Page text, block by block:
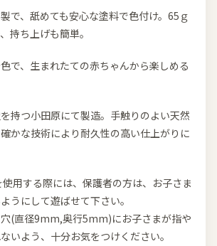
で、舐めても安心な塗料で色付け。65ｇ
持ち上げも簡単。
で、生まれたての赤ちゃんから楽しめる
持つ小田原にて製造。手触りのよい天然
かな技術により耐久性の高い仕上がりに
用する際には、保護者の方は、お子さま
うにして遊ばせて下さい。
(直径9mm,奥行5mm)にお子さまが指や
いよう、十分お気をつけください。